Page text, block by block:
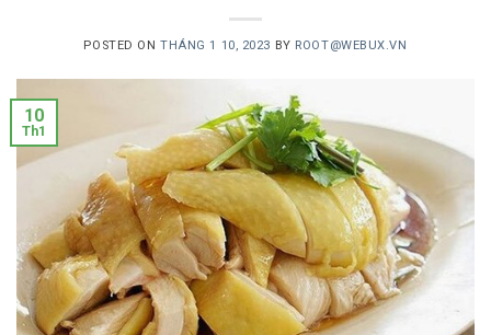
POSTED ONTHÁNG 1 10, 2023 BY ROOT@WEBUX.VN
10
Th1